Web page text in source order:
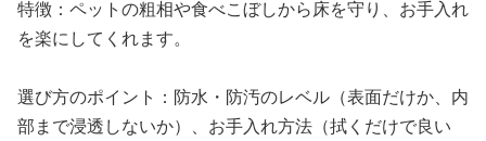
特徴：ペットの粗相や食べこぼしから床を守り、お手入れ
を楽にしてくれます。
選び方のポイント：防水・防汚のレベル（表面だけか、内
部まで浸透しないか）、お手入れ方法（拭くだけで良い